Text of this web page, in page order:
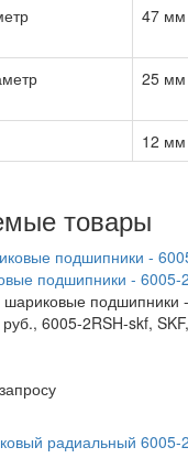
47 мм
25 мм
12 мм
товары
подшипники - 6005-
подшипники
6005-2RSH-skf,